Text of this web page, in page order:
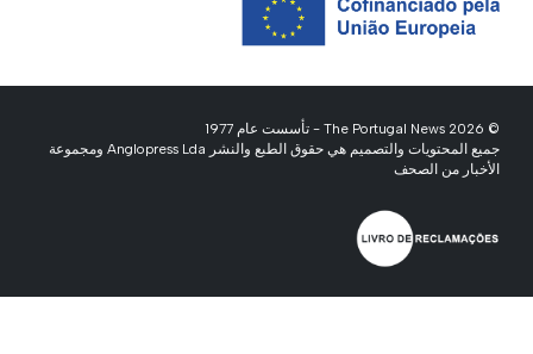
© 2026 The Portugal News - تأسست عام 1977
جميع المحتويات والتصميم هي حقوق الطبع والنشر Anglopress Lda ومجموعة
الأخبار من الصحف